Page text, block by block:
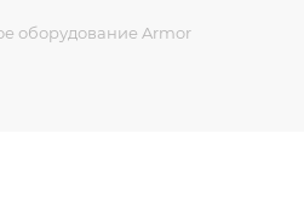
оборудование Armor